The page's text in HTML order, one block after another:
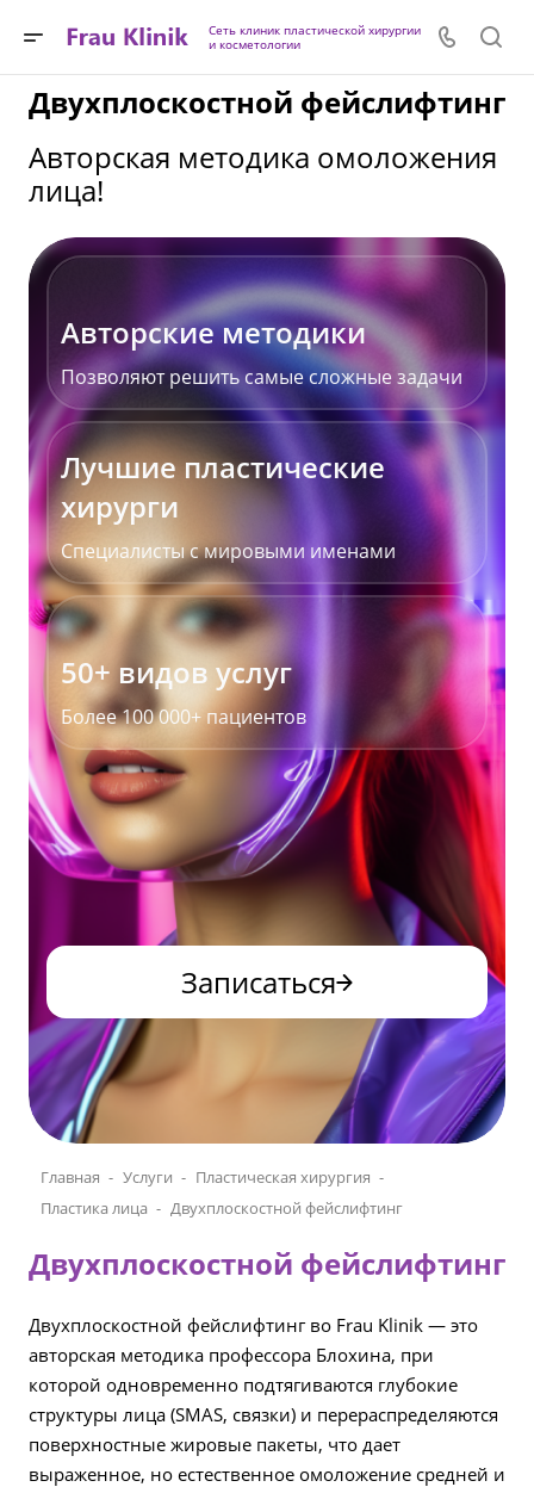
Сеть клиник пластической хирургии
и косметологии
Двухплоскостной фейслифтинг
Авторская методика омоложения
лица!
Авторские методики
Позволяют решить самые сложные задачи
Лучшие пластические
хирурги
Специалисты с мировыми именами
50+ видов услуг
Более 100 000+ пациентов
Записаться
Главная Услуги
Пластическая хирургия
Пластика лица
Двухплоскостной фейслифтинг
Двухплоскостной фейслифтинг
Двухплоскостной фейслифтинг во Frau Klinik — это
авторская методика профессора Блохина, при
которой одновременно подтягиваются глубокие
структуры лица (SMAS, связки) и перераспределяются
поверхностные жировые пакеты, что дает
выраженное, но естественное омоложение средней и